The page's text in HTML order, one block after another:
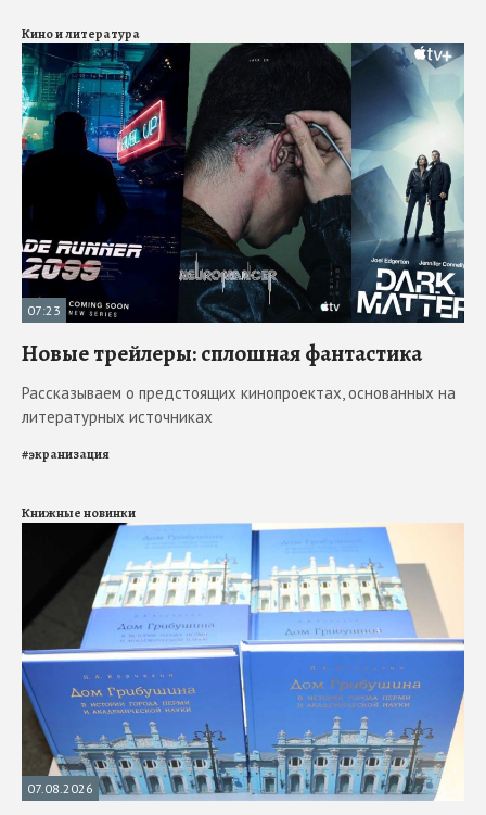
Кино и литература
07:23
Новые трейлеры: сплошная фантастика
Рассказываем о предстоящих кинопроектах, основанных на
литературных источниках
#экранизация
Книжные новинки
07.08.2026